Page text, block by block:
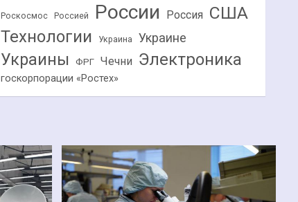
Роскосмос Россией России Россия США
Технологии Украина Украине
Украины ФРГ Чечни Электроника
госкорпорации «Ростех»